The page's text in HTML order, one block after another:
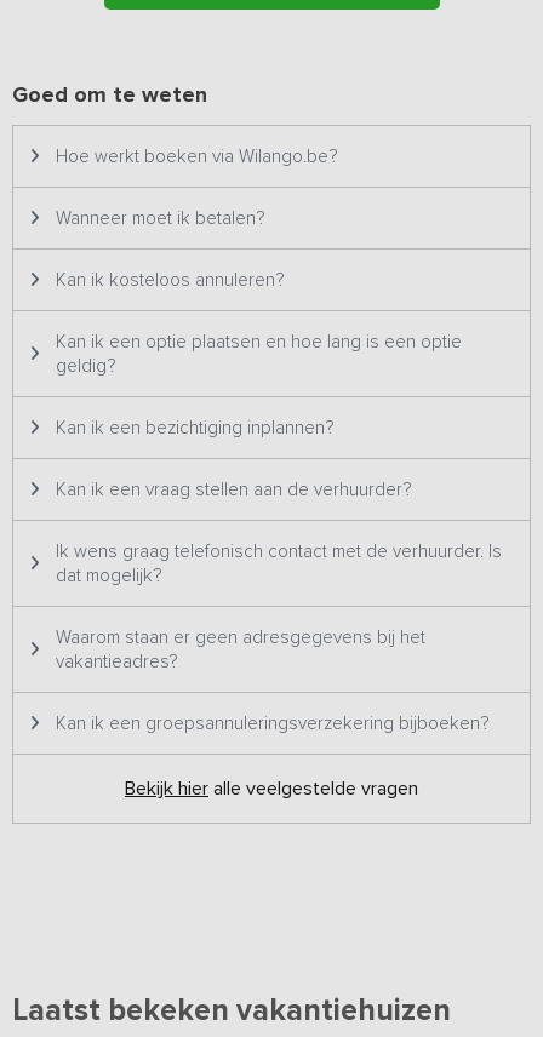
met verlichting. Verder staat er een tafeltennistafel voor de
Misschien vind je het ook leuk om de avond buiten door te
Onze bungalows worden altijd in één keer verhuurd. Je hoeft de
accommodatie dus nooit te delen met andere groepen! Je kunt
ook gebruik maken van onze gratis wifi. Je kunt met uw
Goed om te weten
Hoe werkt boeken via Wilango.be?
Wanneer moet ik betalen?
Kan ik kosteloos annuleren?
Kan ik een optie plaatsen en hoe lang is een optie
geldig?
Kan ik een bezichtiging inplannen?
Kan ik een vraag stellen aan de verhuurder?
Ik wens graag telefonisch contact met de verhuurder. Is
dat mogelijk?
Waarom staan er geen adresgegevens bij het
vakantieadres?
Kan ik een groepsannuleringsverzekering bijboeken?
Bekijk hier alle veelgestelde vragen
Laatst bekeken vakantiehuizen